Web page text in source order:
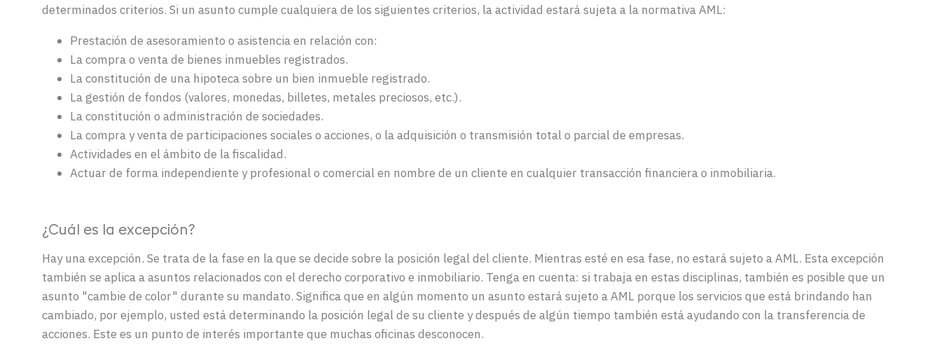
determinados criterios. Si un asunto cumple cualquiera de los siguientes criterios, la actividad estará sujeta a la normativa AML:
Prestación de asesoramiento o asistencia en relación con:
La compra o venta de bienes inmuebles registrados.
La constitución de una hipoteca sobre un bien inmueble registrado.
La gestión de fondos (valores, monedas, billetes, metales preciosos, etc.).
La constitución o administración de sociedades.
La compra y venta de participaciones sociales o acciones, o la adquisición o transmisión total o parcial de empresas.
Actividades en el ámbito de la fiscalidad.
Actuar de forma independiente y profesional o comercial en nombre de un cliente en cualquier transacción financiera o inmobiliaria.
¿Cuál es la excepción?
Hayunaexcepción. Se tratade la fase en la que se decide sobre la posición legaldelcliente. Mientras esté en esa fase, no estarásujeto a AML. Estaexcepción
también se aplicaaasuntos relacionados con elderecho corporativo e inmobiliario. Tengaen cuenta: si trabajaen estas disciplinas, también es posible que un
asunto "cambie de color" durante su mandato. Significa que en algún momento un asunto estarásujeto a AML porque los servicios que está brindando han
cambiado, porejemplo, usted estádeterminando la posición legalde su cliente ydespués de algún tiempo también estáayudando con la transferenciade
acciones. Este es un punto de interés importante que muchas oficinas desconocen.